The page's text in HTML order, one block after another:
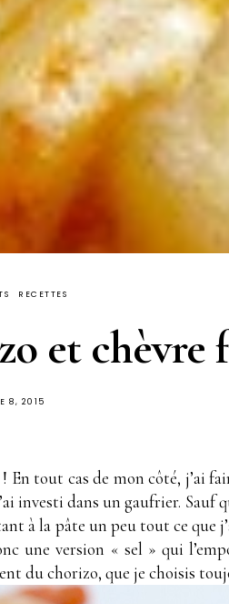
RECETTES
et chèvre
8, 2015
tout cas de mon côté, j’ai
investi dans un gaufrier. Sauf
à la pâte un peu tout ce que
une version « sel » qui
du chorizo, que je choisis